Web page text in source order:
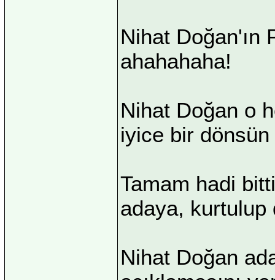
Nihat Doğan'ın
ahahahaha!
Nihat Doğan o
iyice bir
Tamam hadi
adaya, kurtulup
Nihat Doğan